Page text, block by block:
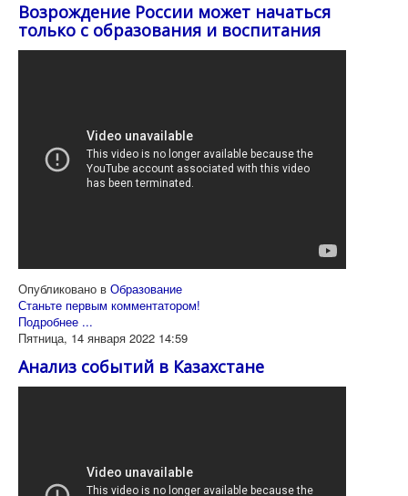
Возрождение России может начаться
только с образования и воспитания
Опубликовано в Образование
Станьте первым комментатором!
Подробнее ...
Пятница, 14 января 2022 14:59
Анализ событий в Казахстане